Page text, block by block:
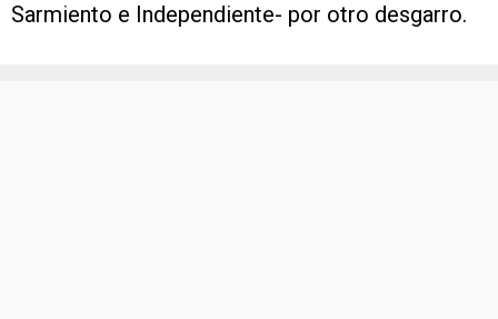
Sarmiento e Independiente- por otro desgarro.